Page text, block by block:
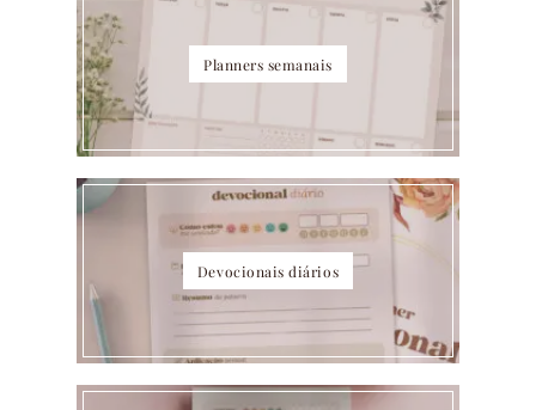
Planners semanais
Devocionais diários